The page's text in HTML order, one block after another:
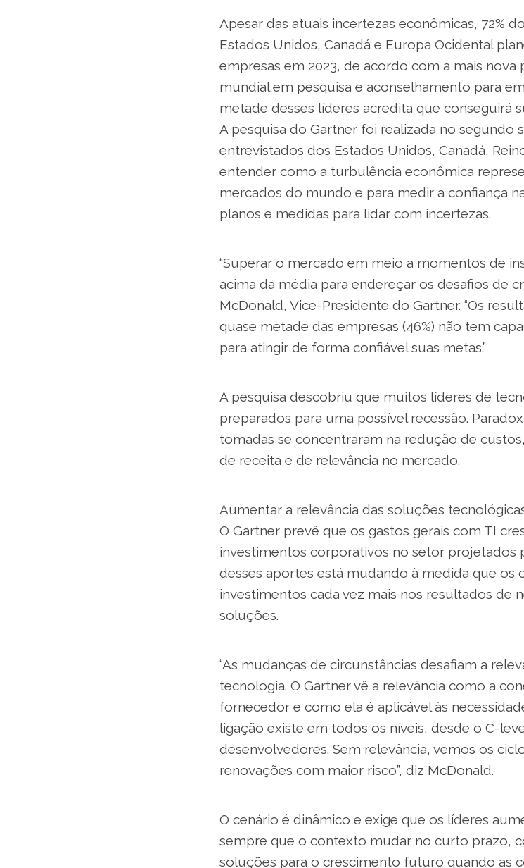
Apesar das atuais incertezas econômicas, 72%
Estados Unidos, Canadá e Europa Ocidental
empresas em 2023, de acordo com a mais nova
mundial em pesquisa e aconselhamento para
metade desses líderes acredita que conseguirá
A pesquisa do Gartner foi realizada no segundo
entrevistados dos Estados Unidos, Canadá,
entender como a turbulência econômica
mercados do mundo e para medir a confiança
planos e medidas para lidar com incertezas.
“Superar o mercado em meio a momentos de
acima da média para endereçar os desafios de
McDonald, Vice-Presidente do Gartner. “Os
quase metade das empresas (46%) não tem
para atingir de forma confiável suas metas.”
A pesquisa descobriu que muitos líderes de
preparados para uma possível recessão.
tomadas se concentraram na redução de
de receita e de relevância no mercado.
Aumentar a relevância das soluções
O Gartner prevê que os gastos gerais com TI
investimentos corporativos no setor projetados
desses aportes está mudando à medida que os
investimentos cada vez mais nos resultados de
soluções.
“As mudanças de circunstâncias desafiam a
tecnologia. O Gartner vê a relevância como a
fornecedor e como ela é aplicável às
ligação existe em todos os níveis, desde o C-
desenvolvedores. Sem relevância, vemos os
renovações com maior risco”, diz McDonald.
O cenário é dinâmico e exige que os líderes
sempre que o contexto mudar no curto prazo,
soluções para o crescimento futuro quando as